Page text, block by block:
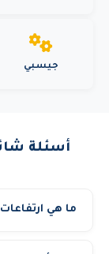
جيسبي
أسئلة
ما هي